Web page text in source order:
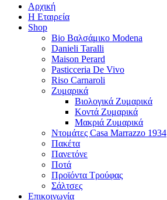
Αρχική
Η Εταιρεία
Shop
Bio Βαλσάμικο Modena
Danieli Taralli
Maison Perard
Pasticceria De Vivo
Riso Carnaroli
Ζυμαρικά
Βιολογικά Ζυμαρικά
Κοντά Ζυμαρικά
Μακριά Ζυμαρικά
Ντομάτες Casa Marrazzo 1934
Πακέτα
Πανετόνε
Ποτά
Προϊόντα Τρούφας
Σάλτσες
Επικοινωνία